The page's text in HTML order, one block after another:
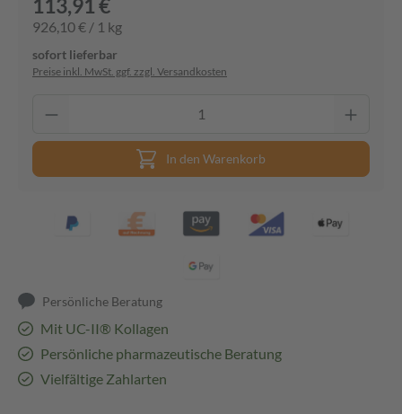
113,91 €
926,10 € / 1 kg
sofort lieferbar
Preise inkl. MwSt. ggf. zzgl. Versandkosten
In den Warenkorb
Persönliche Beratung
Mit UC-II® Kollagen
Persönliche pharmazeutische Beratung
Vielfältige Zahlarten